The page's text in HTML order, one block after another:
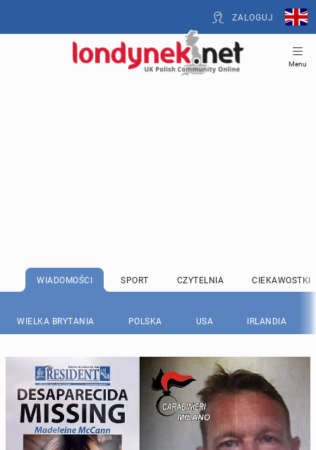
ZALOGUJ
Menu
WIADOMOŚCI SPORT CZYTELNIA CIEKAWOSTKI
WIELKA BRYTANIA POLSKA USA IRLANDIA